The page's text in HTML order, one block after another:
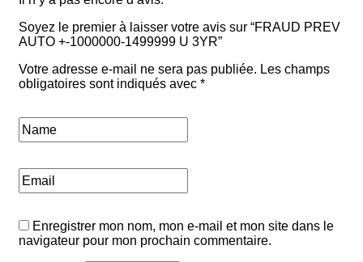
Soyez le premier à laisser votre avis sur “FRAUD PREV
AUTO +-1000000-1499999 U 3YR”
Votre adresse e-mail ne sera pas publiée. Les champs
obligatoires sont indiqués avec *
Enregistrer mon nom, mon e-mail et mon site dans le
navigateur pour mon prochain commentaire.